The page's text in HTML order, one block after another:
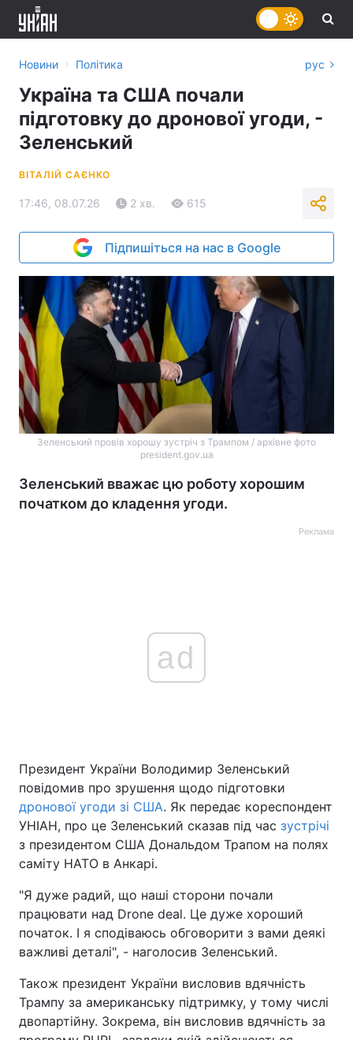
Головна Війна
Україна Політика
Економіка Світ
Техно і зв'язок Лайт
Зброя Інциденти
Здоров'я Туризм
Цікавинки Погода
Новини › Політика рус
Україна та США почали
підготовку до дронової угоди, -
Зеленський
ВІТАЛІЙ САЄНКО
17:46, 08.07.26 2 хв. 615
Підпишіться на нас в Google
Зеленський провів хорошу зустріч з Трампом / архівне фото
president.gov.ua
Зеленський вважає цю роботу хорошим
початком до кладення угоди.
Реклама
ad
Президент України Володимир Зеленський
повідомив про зрушення щодо підготовки
дронової угоди зі США. Як передає кореспондент
УНІАН, про це Зеленський сказав під час зустрічі
з президентом США Дональдом Трапом на полях
саміту НАТО в Анкарі.
"Я дуже радий, що наші сторони почали
працювати над Drone deal. Це дуже хороший
початок. І я сподіваюсь обговорити з вами деякі
важливі деталі", - наголосив Зеленський.
Також президент України висловив вдячність
Трампу за американську підтримку, у тому числі
двопартійну. Зокрема, він висловив вдячність за